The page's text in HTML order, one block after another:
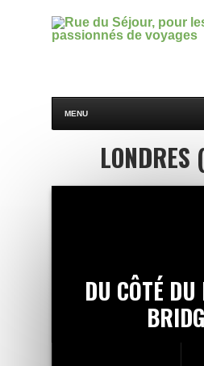
MENU
DU CÔTÉ DU